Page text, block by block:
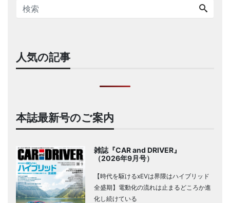
人気の記事
本誌最新号のご案内
雑誌『CAR and DRIVER』
（2026年9月号）
【時代を駆けるxEVは界隈はハイブリッド
全盛期】電動化の流れは止まるどころか進
化し続けている